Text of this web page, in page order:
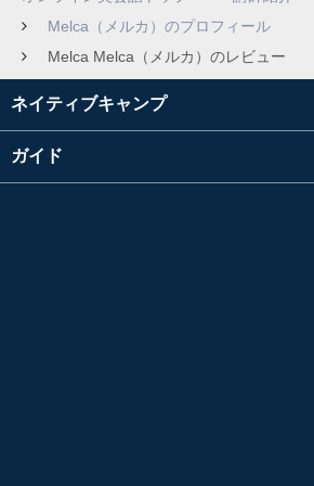
Melca（メルカ）のプロフィール
Melca Melca（メルカ）のレビュー
ネイティブキャンプ
ガイド